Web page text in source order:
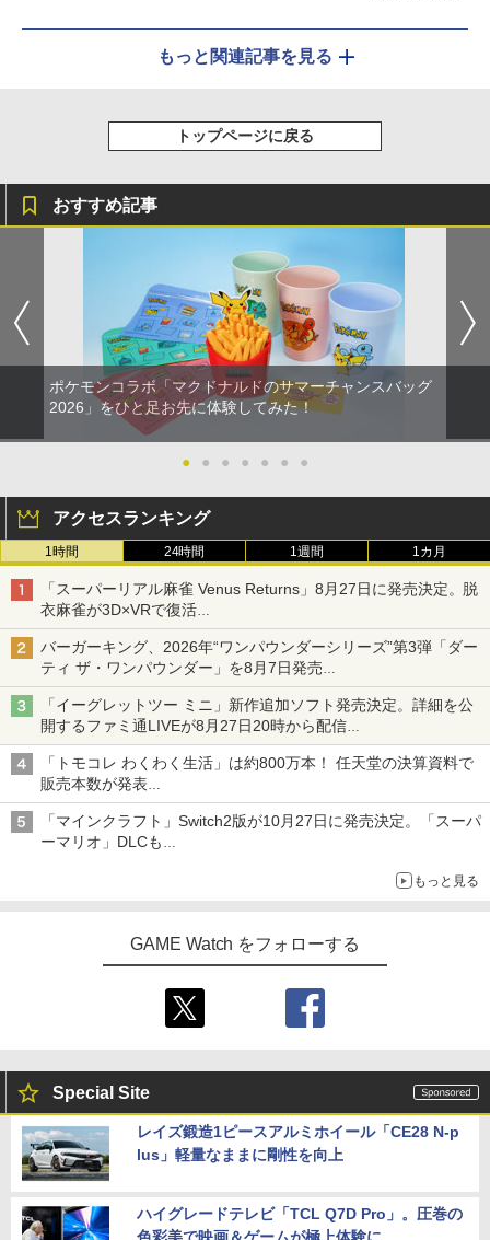
もっと関連記事を見る
トップページに戻る
おすすめ記事
ポケモンコラボ「マクドナルドのサマーチャンスバッグ
2026」をひと足お先に体験してみた！
● ● ● ● ● ● ●
アクセスランキング
1時間 24時間 1週間 1カ月
「スーパーリアル麻雀 Venus Returns」8月27日に発売決定。脱
衣麻雀が3D×VRで復活
発売から2週間は20%オフになるセールが実施
バーガーキング、2026年“ワンパウンダーシリーズ”第3弾「ダー
ティ ザ・ワンパウンダー」を8月7日発売
「特製ガーリックマヨソース」を使用した超大型チーズバーガー
「イーグレットツー ミニ」新作追加ソフト発売決定。詳細を公
開するファミ通LIVEが8月27日20時から配信
シリーズ累計100タイトルへ
「トモコレ わくわく生活」は約800万本！ 任天堂の決算資料で
販売本数が発表
「ぽこポケ」は127万本に
「マインクラフト」Switch2版が10月27日に発売決定。「スーパ
ーマリオ」DLCも
もっと見る
GAME Watch をフォローする
Special Site
レイズ鍛造1ピースアルミホイール「CE28 N-p
lus」軽量なままに剛性を向上
ハイグレードテレビ「TCL Q7D Pro」。圧巻の
色彩美で映画＆ゲームが極上体験に